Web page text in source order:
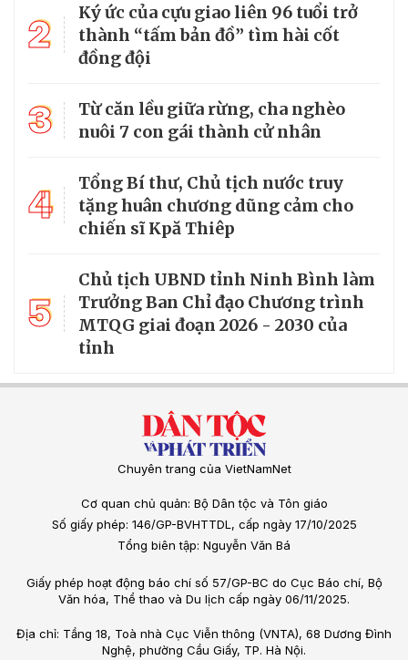
2
Ký ức của cựu giao liên 96 tuổi trở
thành “tấm bản đồ” tìm hài cốt
đồng đội
3
Từ căn lều giữa rừng, cha nghèo
nuôi 7 con gái thành cử nhân
4
Tổng Bí thư, Chủ tịch nước truy
tặng huân chương dũng cảm cho
chiến sĩ Kpă Thiêp
5
Chủ tịch UBND tỉnh Ninh Bình làm
Trưởng Ban Chỉ đạo Chương trình
MTQG giai đoạn 2026 - 2030 của
tỉnh
Chuyên trang của VietNamNet
Cơ quan chủ quản: Bộ Dân tộc và Tôn giáo
Số giấy phép: 146/GP-BVHTTDL, cấp ngày 17/10/2025
Tổng biên tập: Nguyễn Văn Bá
Giấy phép hoạt động báo chí số 57/GP-BC do Cục Báo chí, Bộ
Văn hóa, Thể thao và Du lịch cấp ngày 06/11/2025.
Địa chỉ: Tầng 18, Toà nhà Cục Viễn thông (VNTA), 68 Dương Đình
Nghệ, phường Cầu Giấy, TP. Hà Nội.